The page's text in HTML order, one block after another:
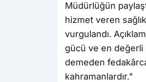
Müdürlüğün
hizmet veren
vurgulandı.
gücü ve en
demeden
kahramanlardır."